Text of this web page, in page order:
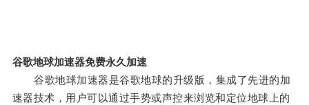
谷歌地球加速器免费永久加速
谷歌地球加速器是谷歌地球的升级版，集成了先进的加
速器技术，用户可以通过手势或声控来浏览和定位地球上的